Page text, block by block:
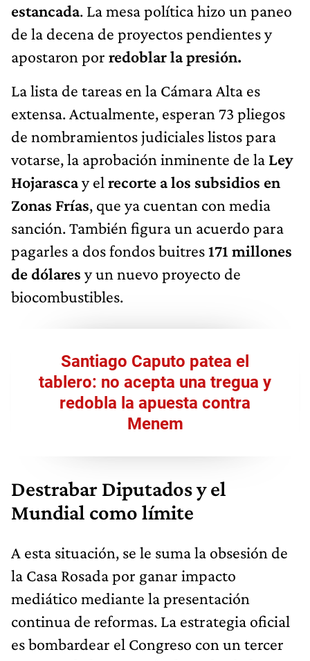
estancada. La mesa política hizo un paneo
de la decena de proyectos pendientes y
apostaron por redoblar la presión.
La lista de tareas en la Cámara Alta es
extensa. Actualmente, esperan 73 pliegos
de nombramientos judiciales listos para
votarse, la aprobación inminente de la Ley
Hojarascay el recorte a los subsidios en
Zonas Frías, que ya cuentan con media
sanción. También figura un acuerdo para
pagarles a dos fondos buitres171 millones
de dólares y un nuevo proyecto de
biocombustibles.
Santiago Caputo patea el
tablero: no acepta una tregua y
redobla la apuesta contra
Menem
Destrabar Diputados y el
Mundial como límite
A esta situación, se le suma la obsesión de
la Casa Rosada por ganar impacto
mediático mediante la presentación
continua de reformas. La estrategia oficial
es bombardear el Congreso con un tercer